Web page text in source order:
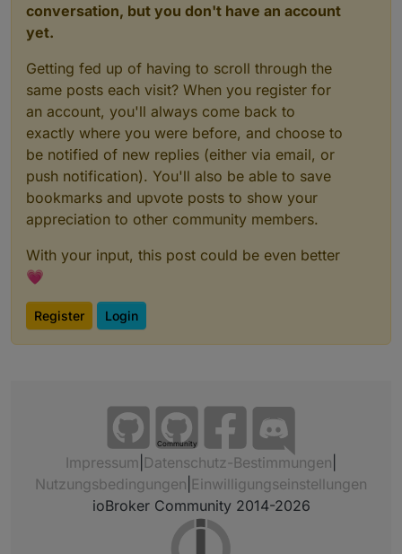
conversation, but you don't have an account
yet.
Getting fed up of having to scroll through the
same posts each visit? When you register for
an account, you'll always come back to
exactly where you were before, and choose to
be notified of new replies (either via email, or
push notification). You'll also be able to save
bookmarks and upvote posts to show your
appreciation to other community members.
With your input, this post could be even better
💗
Register Login
Community
Impressum Datenschutz-Bestimmungen
Nutzungsbedingungen Einwilligungseinstellungen
ioBroker Community 2014-2026